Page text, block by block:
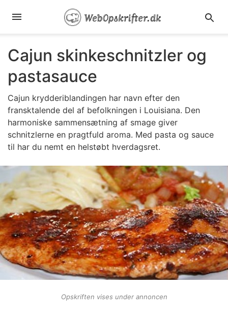
Cajun skinkeschnitzler og
pastasauce
Cajun krydderiblandingen har navn efter den
fransktalende del af befolkningen i Louisiana. Den
harmoniske sammensætning af smage giver
schnitzlerne en pragtfuld aroma. Med pasta og sauce
til har du nemt en helstøbt hverdagsret.
Opskriften vises under annoncen